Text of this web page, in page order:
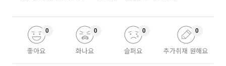
좋아요
0
화나요
0
슬퍼요
0
추가취재 원해요
0